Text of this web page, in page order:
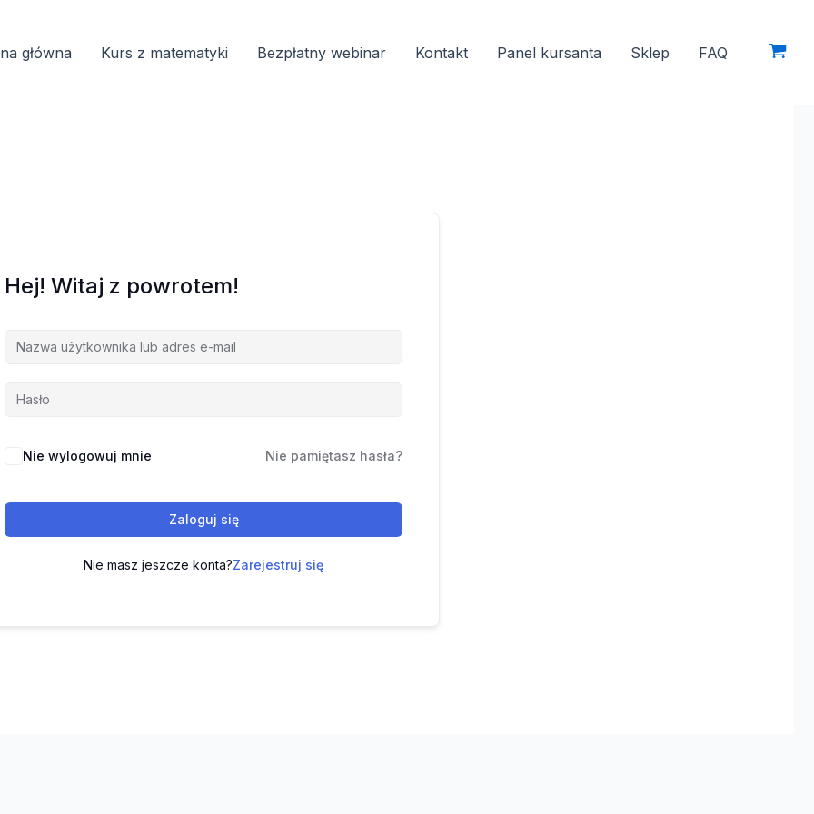
główna Kurs z matematyki Bezpłatny webinar Kontakt Panel kursanta Sklep FAQ
Hej! Witaj z powrotem!
Nie wylogowuj mnie Nie pamiętasz hasła?
Zaloguj się
Nie masz jeszcze konta?Zarejestruj się